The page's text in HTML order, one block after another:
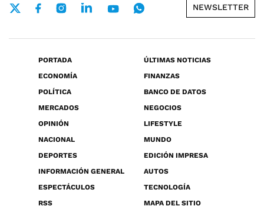
NEWSLETTER
PORTADA
ÚLTIMAS NOTICIAS
ECONOMÍA
FINANZAS
POLÍTICA
BANCO DE DATOS
MERCADOS
NEGOCIOS
OPINIÓN
LIFESTYLE
NACIONAL
MUNDO
DEPORTES
EDICIÓN IMPRESA
INFORMACIÓN GENERAL
AUTOS
ESPECTÁCULOS
TECNOLOGÍA
RSS
MAPA DEL SITIO